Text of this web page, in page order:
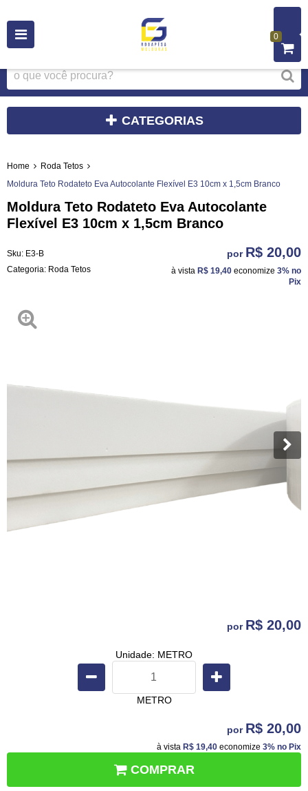
0
CATEGORIAS
Home
Roda Tetos
Moldura Teto Rodateto Eva Autocolante Flexível E3 10cm x 1,5cm Branco
Moldura Teto Rodateto Eva Autocolante
Flexível E3 10cm x 1,5cm Branco
Sku: E3-B
Categoria: Roda Tetos
por R$ 20,00
à vista R$ 19,40 economize 3% no
Pix
por R$ 20,00
Unidade: METRO
METRO
por R$ 20,00
à vista R$ 19,40 economize 3% no Pix
COMPRAR